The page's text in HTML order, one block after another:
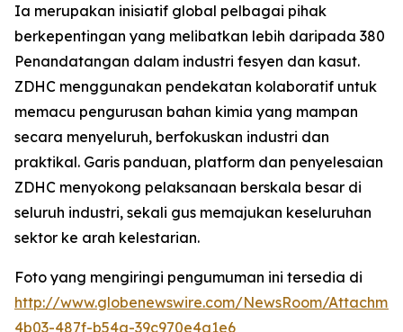
Ia merupakan inisiatif global pelbagai pihak
berkepentingan yang melibatkan lebih daripada 380
Penandatangan dalam industri fesyen dan kasut.
ZDHC menggunakan pendekatan kolaboratif untuk
memacu pengurusan bahan kimia yang mampan
secara menyeluruh, berfokuskan industri dan
praktikal. Garis panduan, platform dan penyelesaian
ZDHC menyokong pelaksanaan berskala besar di
seluruh industri, sekali gus memajukan keseluruhan
sektor ke arah kelestarian.
Foto yang mengiringi pengumuman ini tersedia di
http://www.globenewswire.com/NewsRoom/
4b03-487f-b54a-39c970e4a1e6